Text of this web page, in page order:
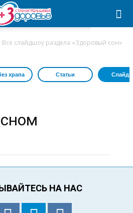
Все слайдшоу раздела «Здоровый сон»
храпа Статьи
НА НАС